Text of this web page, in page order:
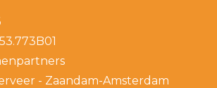
- Zaandam-Amsterdam